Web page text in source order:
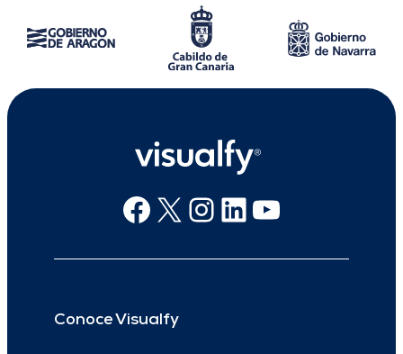
Facebook
X Instagram
Linkedin
Youtube
Conoce Visualfy